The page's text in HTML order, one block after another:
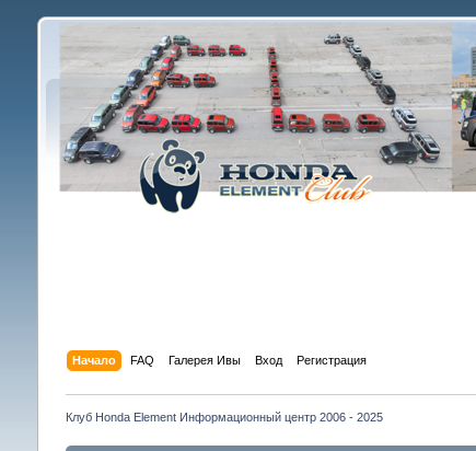
Начало FAQ Галерея Ивы Вход Регистрация
Клуб Honda Element Информационный центр 2006 - 2025